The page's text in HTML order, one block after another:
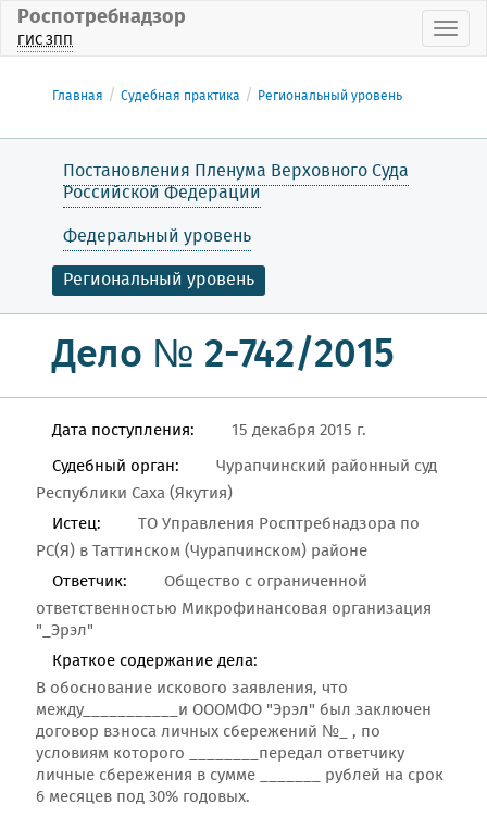
Роспотребнадзор
ГИС ЗПП
Главная Судебная практика Региональный уровень
Постановления Пленума Верховного Суда
Российской Федерации
Федеральный уровень
Региональный уровень
Дело № 2-742/2015
Дата поступления:
15 декабря 2015 г.
Судебный орган:
Чурапчинский районный суд
Республики Саха (Якутия)
Истец:
ТО Управления Росптребнадзора по
РС(Я) в Таттинском (Чурапчинском) районе
Ответчик:
Общество с ограниченной
ответственностью Микрофинансовая организация
"_Эрэл"
Краткое содержание дела:
В обоснование искового заявления, что
между___________и ОООМФО "Эрэл" был заключен
договор взноса личных сбережений №_ , по
условиям которого ________передал ответчику
личные сбережения в сумме _______ рублей на срок
6 месяцев под 30% годовых.